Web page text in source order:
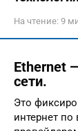
На чтение: 9
Ethernet
сети.
Это
интернет